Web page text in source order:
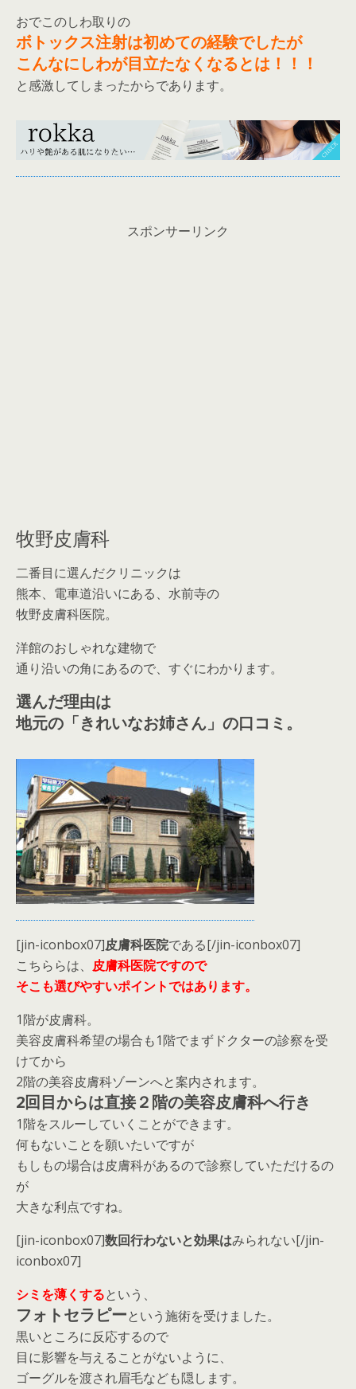
おでこのしわ取りの
ボトックス注射は初めての経験でしたが
こんなにしわが目立たなくなるとは！！！
と感激してしまったからであります。
スポンサーリンク
牧野皮膚科
二番目に選んだクリニックは
熊本、電車道沿いにある、水前寺の
牧野皮膚科医院。
洋館のおしゃれな建物で
通り沿いの角にあるので、すぐにわかります。
選んだ理由は
地元の「きれいなお姉さん」の口コミ。
[jin-iconbox07]皮膚科医院である[/jin-iconbox07]
こちららは、 皮膚科医院ですので
そこも選びやすいポイントではあります。
1階が皮膚科。
美容皮膚科希望の場合も1階でまずドクターの診察を受
けてから
2階の美容皮膚科ゾーンへと案内されます。
2回目からは直接２階の美容皮膚科へ行き
1階をスルーしていくことができます。
何もないことを願いたいですが
もしもの場合は皮膚科があるので診察していただけるの
が
大きな利点ですね。
[jin-iconbox07]数回行わないと効果はみられない[/jin-
iconbox07]
シミを薄くするという、
フォトセラピーという施術を受けました。
黒いところに反応するので
目に影響を与えることがないように、
ゴーグルを渡され眉毛なども隠します。